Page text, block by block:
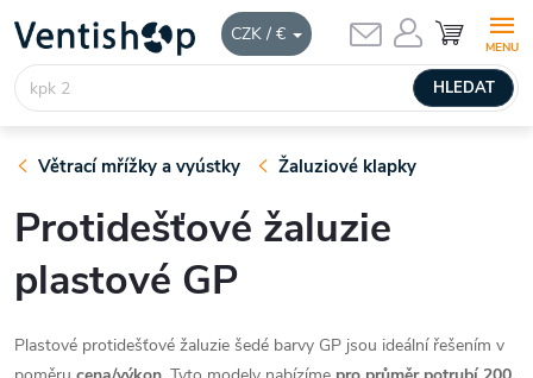
CZK / €
obsah
HLEDAT
NÁKUPNÍ
KOŠÍK
Větrací mřížky a vyústky Žaluziové klapky
Protidešťové žaluzie
plastové GP
Plastové protidešťové žaluzie šedé barvy GP jsou ideální řešením v